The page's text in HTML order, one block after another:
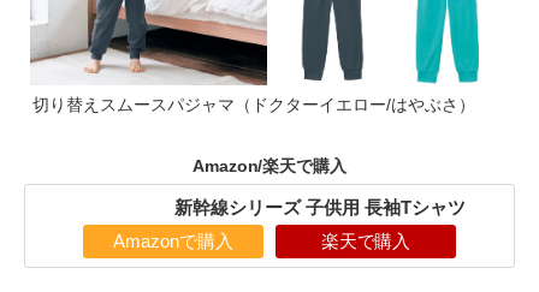
切り替えスムースパジャマ（ドクターイエロー/はやぶさ）
Amazon/楽天で購入
新幹線シリーズ 子供用 長袖Tシャツ
Amazonで購入 楽天で購入